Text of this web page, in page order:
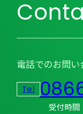
電話でのお問い
Tel
受付時間